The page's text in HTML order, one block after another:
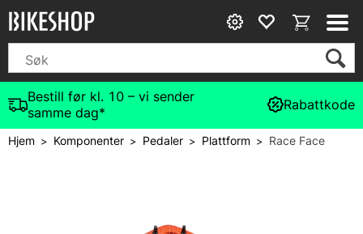
Bestill før kl. 10 – vi sender
samme dag*
Rabattkode
Hjem> Komponenter> Pedaler> Plattform> Race Face